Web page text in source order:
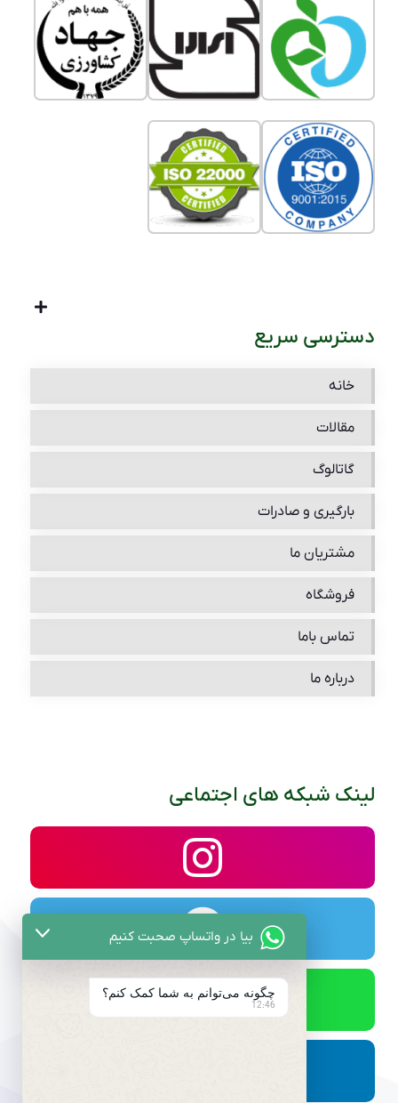
دسترسی سریع
خانه
مقالات
گاتالوگ
بارگیری و صادرات
مشتریان ما
فروشگاه
تماس باما
درباره ما
لینک شبکه های اجتماعی
بیا در واتساپ صحبت کنیم
چگونه می‌توانم به شما کمک کنم؟
12:46